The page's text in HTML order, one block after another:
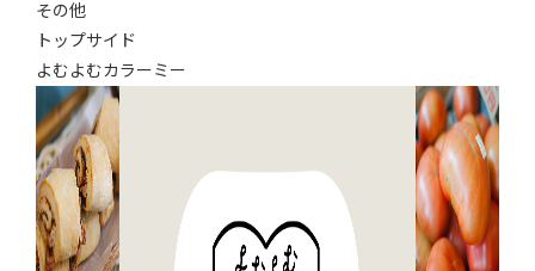
その他
トップサイド
よむよむカラーミー